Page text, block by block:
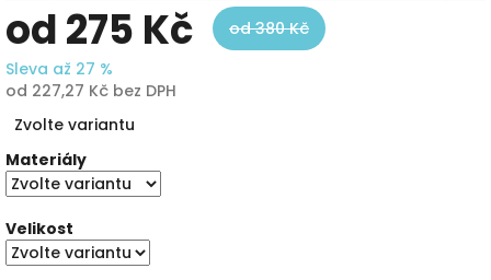
od275 Kč
od 380 Kč
Sleva až 27 %
od 227,27 Kč bez DPH
cena:
Zvolte variantu
Materiály
Velikost